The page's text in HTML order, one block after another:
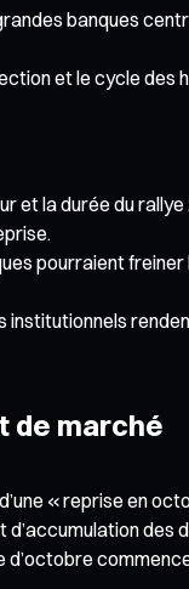
banques
et le cycle
et la durée du
pourraient freiner
de marché
« reprise en
des